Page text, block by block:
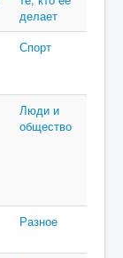
делает
Спорт
Люди и
общество
Разное